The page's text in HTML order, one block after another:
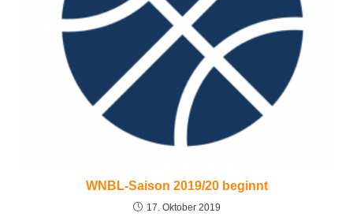
WNBL-Saison 2019/20 beginnt
17. Oktober 2019